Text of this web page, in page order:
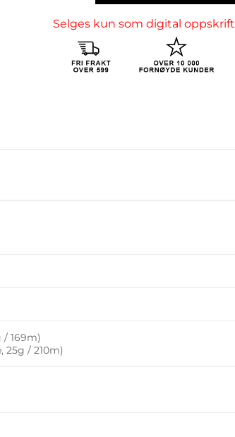
Selges kun som digital oppskrift
/ 169m)
25g / 210m)